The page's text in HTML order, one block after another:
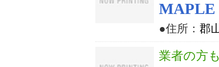
MAPLE
●住所： 郡
業者の方